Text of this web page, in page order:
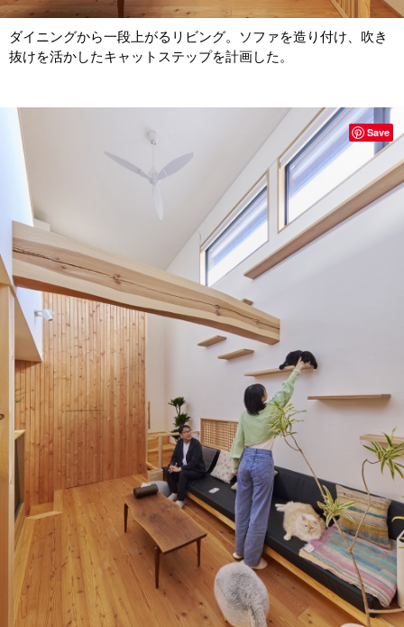
ダイニングから一段上がるリビング。ソファを造り付け、吹き
抜けを活かしたキャットステップを計画した。
Save